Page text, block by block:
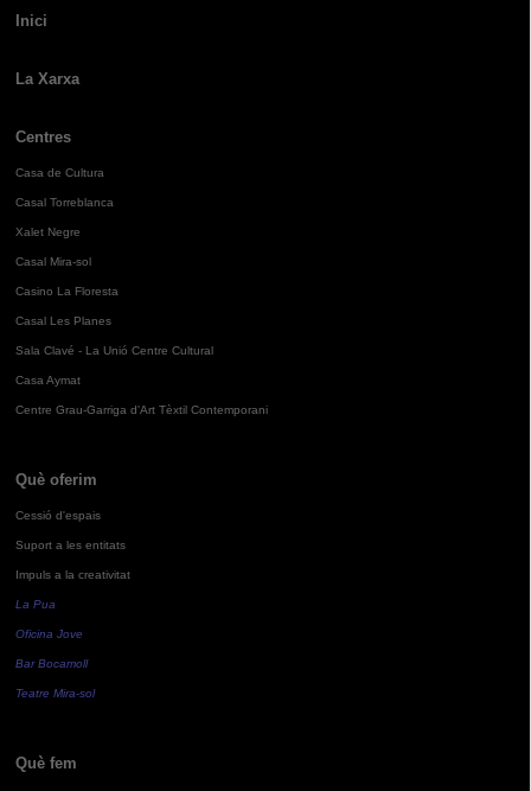
Inici
La Xarxa
Centres
Casa de Cultura
Casal Torreblanca
Xalet Negre
Casal Mira-sol
Casino La Floresta
Casal Les Planes
Sala Clavé - La Unió Centre Cultural
Casa Aymat
Centre Grau-Garriga d'Art Tèxtil Contemporani
Què oferim
Cessió d'espais
Suport a les entitats
Impuls a la creativitat
La Pua
Oficina Jove
Bar Bocamoll
Teatre Mira-sol
Què fem